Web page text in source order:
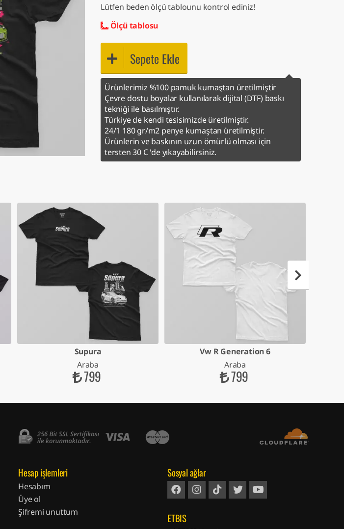
Lütfen beden ölçü tablounu kontrol ediniz!
Ölçü tablosu
Sepete Ekle
Ürünlerimiz %100 pamuk kumaştan üretilmiştir
Çevre dostu boyalar kullanılarak dijital (DTF) baskı
tekniği ile basılmıştır.
Türkiye de kendi tesisimizde üretilmiştir.
24/1 180 gr/m2 penye kumaştan üretilmiştir.
Ürünlerin ve baskının uzun ömürlü olması için
tersten 30 C 'de yıkayabilirsiniz.
Supura
Araba
799
Vw R Generation 6
Araba
799
Hesap işlemleri
Hesabım
Üye ol
Şifremi unuttum
Sosyal ağlar
ETBIS